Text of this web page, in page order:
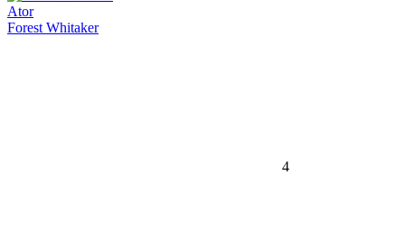
Ator
Forest Whitaker
4